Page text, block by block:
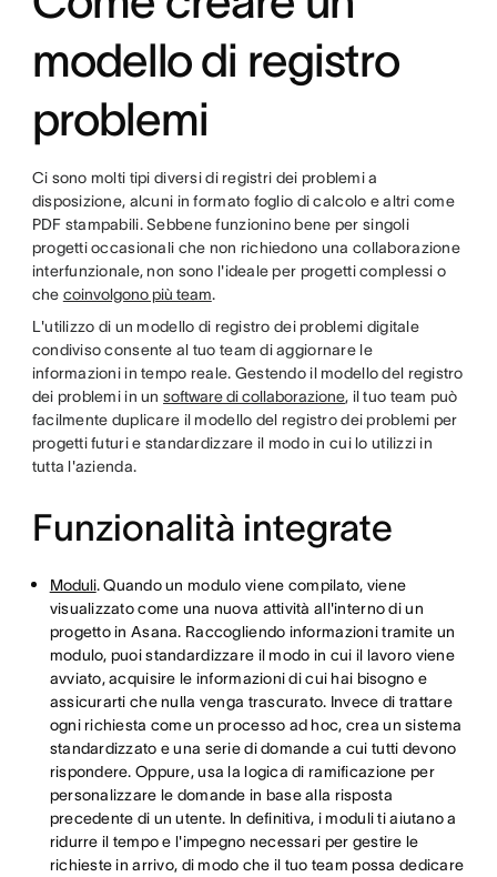
modello di registro
problemi
Ci sono molti tipi diversi di registri dei problemi a
disposizione, alcuni in formato foglio di calcolo e altri come
PDF stampabili. Sebbene funzionino bene per singoli
progetti occasionali che non richiedono una collaborazione
interfunzionale, non sono l'ideale per progetti complessi o
che coinvolgono più team.
L'utilizzo di un modello di registro dei problemi digitale
condiviso consente al tuo team di aggiornare le
informazioni in tempo reale. Gestendo il modello del registro
dei problemi in un software di collaborazione, il tuo team può
facilmente duplicare il modello del registro dei problemi per
progetti futuri e standardizzare il modo in cui lo utilizzi in
tutta l'azienda.
Funzionalità integrate
Moduli. Quando un modulo viene compilato, viene
visualizzato come una nuova attività all'interno di un
progetto in Asana. Raccogliendo informazioni tramite un
modulo, puoi standardizzare il modo in cui il lavoro viene
avviato, acquisire le informazioni di cui hai bisogno e
assicurarti che nulla venga trascurato. Invece di trattare
ogni richiesta come un processo ad hoc, crea un sistema
standardizzato e una serie di domande a cui tutti devono
rispondere. Oppure, usa la logica di ramificazione per
personalizzare le domande in base alla risposta
precedente di un utente. In definitiva, i moduli ti aiutano a
ridurre il tempo e l'impegno necessari per gestire le
richieste in arrivo, di modo che il tuo team possa dedicare